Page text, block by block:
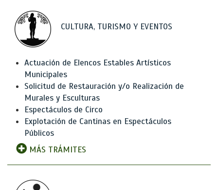
CULTURA, TURISMO Y EVENTOS
Actuación de Elencos Estables Artísticos
Municipales
Solicitud de Restauración y/o Realización de
Murales y Esculturas
Espectáculos de Circo
Explotación de Cantinas en Espectáculos
Públicos
MÁS TRÁMITES